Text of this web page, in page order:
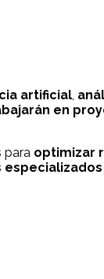
artificial
en
para optimizar